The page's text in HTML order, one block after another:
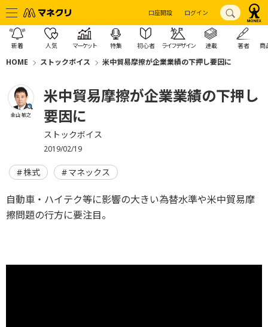
口座開設 ログイン
新着 人気 マーケット 特集 初心者 ライフデザイン 連載 著者 商
HOME ストックボイス 米中貿易摩擦が企業業績の下押し要因に
金山 敏之
米中貿易摩擦が企業業績の下押し
要因に
ストックボイス
2019/02/19
株式 マネックス
自動車・ハイテク等に影響の大きい為替水準や米中貿易摩
擦問題の行方に要注目。